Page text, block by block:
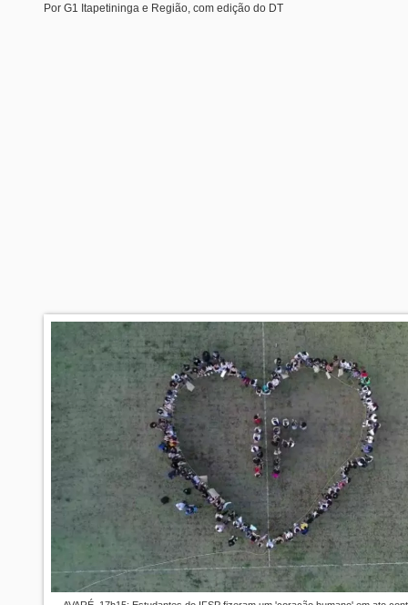
Por G1 Itapetininga e Região, com edição do DT